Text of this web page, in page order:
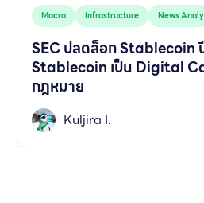
Macro Infrastructure News
SEC ปลดล็อก Stablecoin
Stablecoin เป็น Digital
กฎหมาย
Kuljira I.